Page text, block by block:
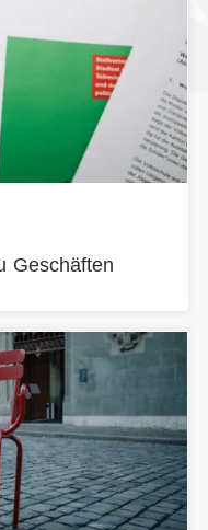
Geschäften